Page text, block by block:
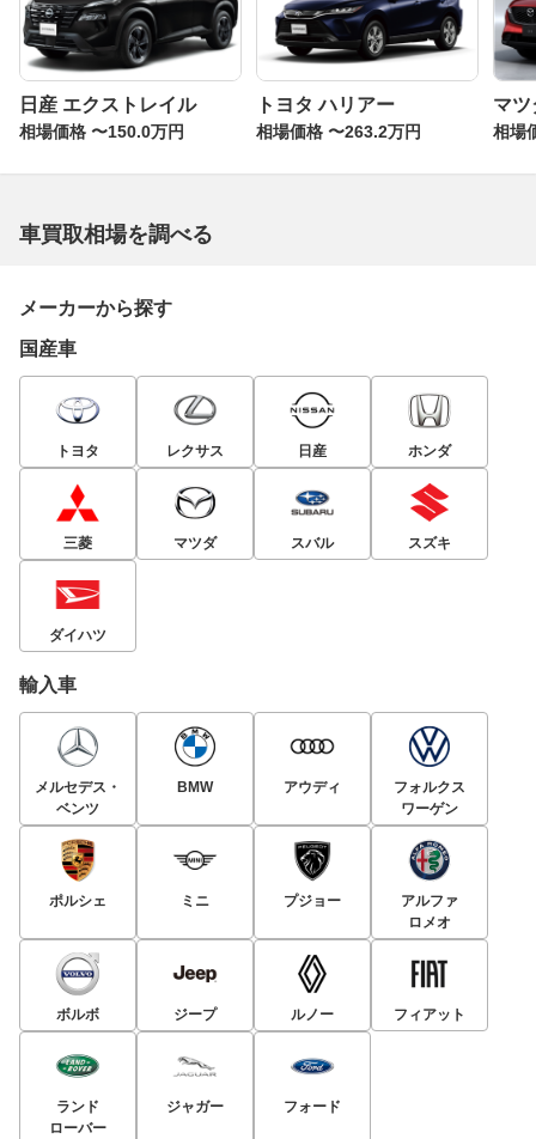
日産 エクストレイル
相場価格 〜150.0万円
トヨタ ハリアー
相場価格 〜263.2万円
マツ
相場
車買取相場を調べる
メーカーから探す
国産車
トヨタ レクサス 日産 ホンダ
三菱 マツダ スバル スズキ
ダイハツ
輸入車
メルセデス・
ベンツ
BMW アウディ
フォルクス
ワーゲン
ポルシェ ミニ プジョー
アルファ
ロメオ
ボルボ ジープ ルノー フィアット
ランド
ローバー
ジャガー フォード